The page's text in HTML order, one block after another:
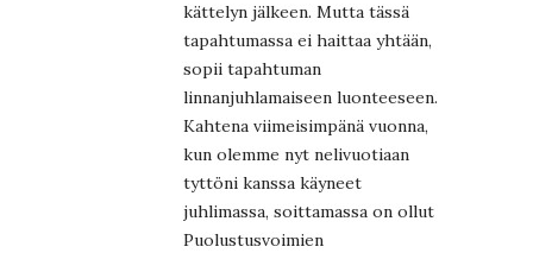
kättelyn jälkeen. Mutta tässä
tapahtumassa ei haittaa yhtään,
sopii tapahtuman
linnanjuhlamaiseen luonteeseen.
Kahtena viimeisimpänä vuonna,
kun olemme nyt nelivuotiaan
tyttöni kanssa käyneet
juhlimassa, soittamassa on ollut
Puolustusvoimien